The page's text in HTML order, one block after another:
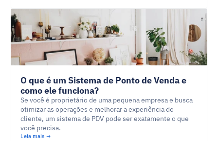
O que é um Sistema de Ponto de Venda e
como ele funciona?
Se você é proprietário de uma pequena empresa e busca
otimizar as operações e melhorar a experiência do
cliente, um sistema de PDV pode ser exatamente o que
você precisa.
Leia mais →